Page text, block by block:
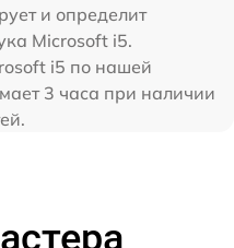
и определит
Microsoft i5.
i5 по нашей
3 часа при наличии